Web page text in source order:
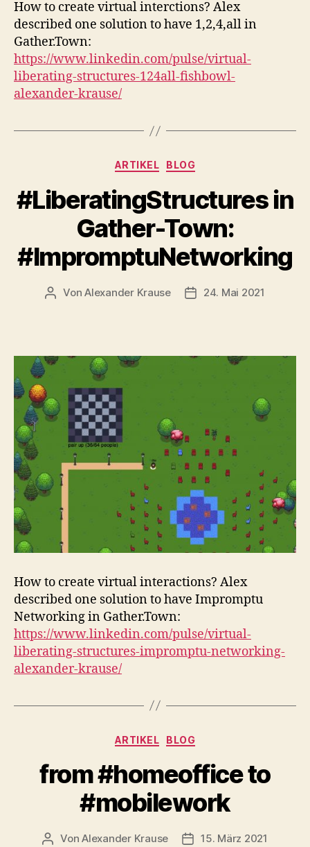
How to create virtual interctions? Alex
described one solution to have 1,2,4,all in
Gather.Town:
https://www.linkedin.com/pulse/virtual-
liberating-structures-124all-fishbowl-
alexander-krause/
Kategorien
ARTIKEL BLOG
#LiberatingStructures in
Gather-Town:
#ImpromptuNetworking
Beitragsautor
VonAlexander Krause Beitragsdatum
24. Mai 2021
How to create virtual interactions? Alex
described one solution to have Impromptu
Networking in Gather.Town:
https://www.linkedin.com/pulse/virtual-
liberating-structures-impromptu-networking-
alexander-krause/
Kategorien
ARTIKEL BLOG
from #homeoffice to
#mobilework
Beitragsautor
VonAlexander Krause Beitragsdatum
15. März 2021